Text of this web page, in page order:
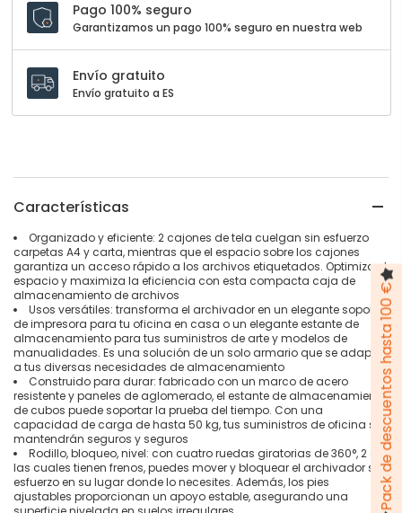
Pago 100% seguro
Garantizamos un pago 100% seguro en nuestra web
Envío gratuito
Envío gratuito a ES
Características
Organizado y eficiente: 2 cajones de tela cuelgan sin esfuerzo
carpetas A4 y carta, mientras que el espacio sobre los cajones
garantiza un acceso rápido a los archivos etiquetados. Optimiza el
espacio y maximiza la eficiencia con esta compacta caja de
almacenamiento de archivos
Usos versátiles: transforma el archivador en un elegante soporte
de impresora para tu oficina en casa o un elegante estante de
almacenamiento para tus suministros de arte y modelos de
manualidades. Es una solución de un solo armario que se adapta
a tus diversas necesidades de almacenamiento
Construido para durar: fabricado con un marco de acero
resistente y paneles de aglomerado, el estante de almacenamiento
de cubos puede soportar la prueba del tiempo. Con una
capacidad de carga de hasta 50 kg, tus suministros de oficina se
mantendrán seguros y seguros
Rodillo, bloqueo, nivel: con cuatro ruedas giratorias de 360°, 2 de
las cuales tienen frenos, puedes mover y bloquear el archivador sin
esfuerzo en su lugar donde lo necesites. Además, los pies
ajustables proporcionan un apoyo estable, asegurando una
Pack de descuentos hasta 100 €